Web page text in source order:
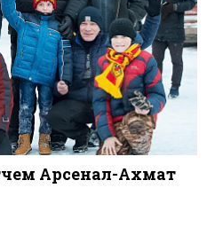
Арсенал-Ахмат